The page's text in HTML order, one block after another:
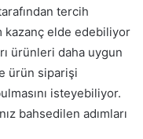
tercih
kazanç elde edebiliyor
ürünleri daha uygun
ürün siparişi
isteyebiliyor.
bahsedilen adımları